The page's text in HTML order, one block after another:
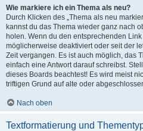
Wie markiere ich ein Thema als neu?
Durch Klicken des „Thema als neu
kannst du das Thema wieder ganz nach
holen. Wenn du den entsprechenden
möglicherweise deaktiviert oder seit der
Zeit vergangen. Es ist auch möglich, das
einfach eine Antwort darauf schreibst.
dieses Boards beachtest! Es wird meist
triftigen Grund auf alte oder
Nach oben
Textformatierung und